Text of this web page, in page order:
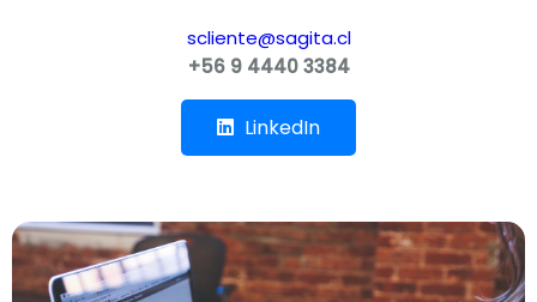
scliente@sagita.cl
+56 9 4440 3384
LinkedIn